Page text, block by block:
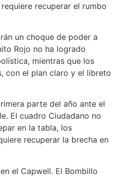
recuperar el rumbo
un choque de poder a
Rojo no ha logrado
mientras que los
con el plan claro y el libreto
parte del año ante el
El cuadro Ciudadano no
en la tabla, los
recuperar la brecha en
el Capwell. El Bombillo